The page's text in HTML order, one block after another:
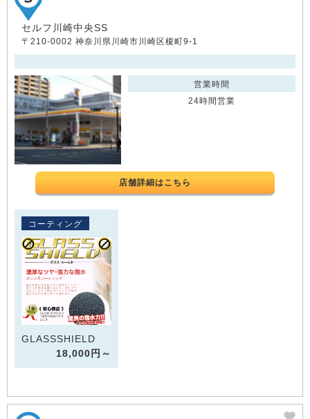
セルフ川崎中央SS
〒210-0002 神奈川県川崎市川崎区榎町9-1
営業時間
24時間営業
店舗詳細はこちら
コーティング
GLASSSHIELD
18,000円～